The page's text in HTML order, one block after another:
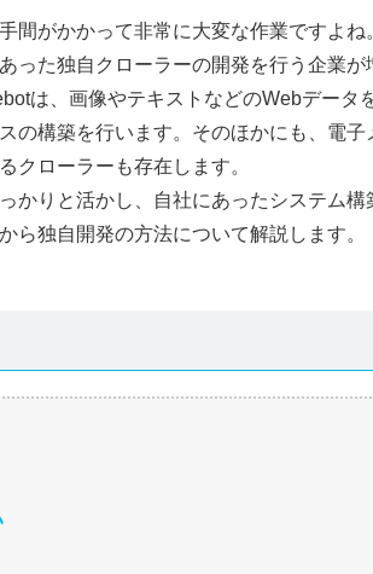
間がかかって非常に大変な作業ですよね
った独自クローラーの開発を行う企業が
は、画像やテキストなどのWebデータ
の構築を行います。そのほかにも、電子
クローラーも存在します。
かりと活かし、自社にあったシステム構
ら独自開発の方法について解説します。